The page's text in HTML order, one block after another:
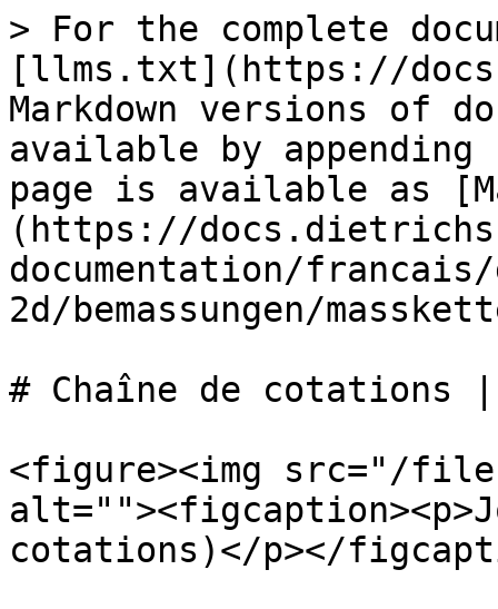
> For the complete
[llms.txt](https://
Markdown versions of
available by
page is available as
(https://
documentation/
2d/bemassungen/
# Chaîne de cotations
<figure><img src="/
cotations)</p></